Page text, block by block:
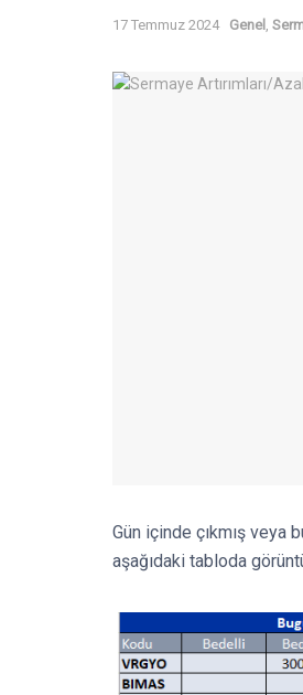
17 Temmuz 2024 Genel
Gün içinde çıkmış veya
aşağıdaki tabloda